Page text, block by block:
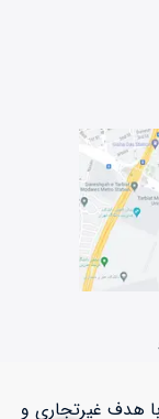
هدف غیرتجاری و